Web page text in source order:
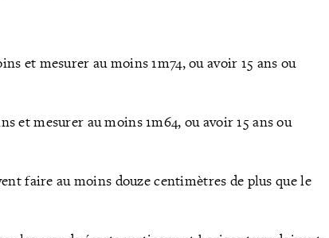
et mesurer au moins 1m74, ou avoir 15 ans ou
et mesurer au moins 1m64, ou avoir 15 ans ou
faire au moins douze centimètres de plus que le